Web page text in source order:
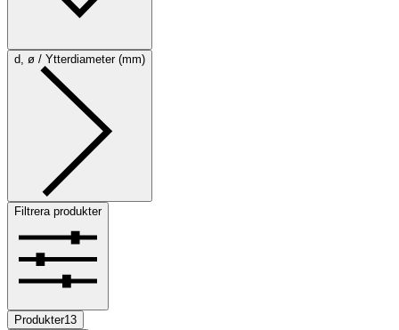
d, ø / Ytterdiameter (mm)
Filtrera produkter
Produkter13